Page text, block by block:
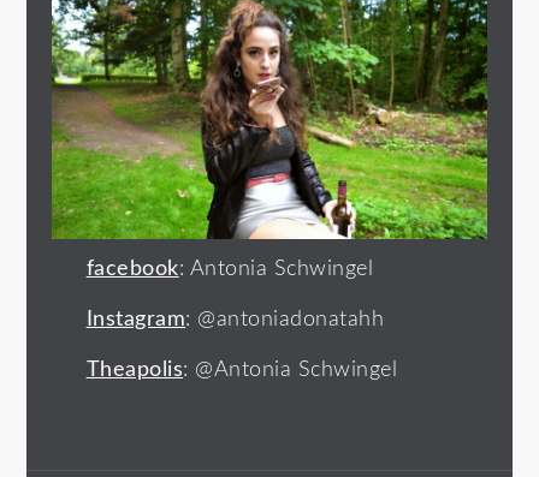
facebook: Antonia Schwingel
Instagram: @antoniadonatahh
Theapolis: @Antonia Schwingel